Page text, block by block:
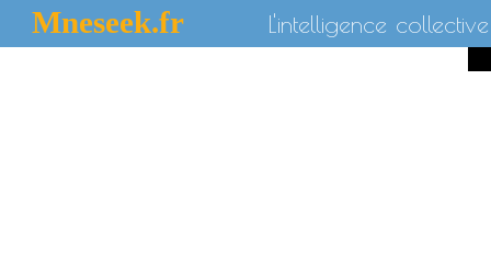
Mneseek.fr L'intelligence collective